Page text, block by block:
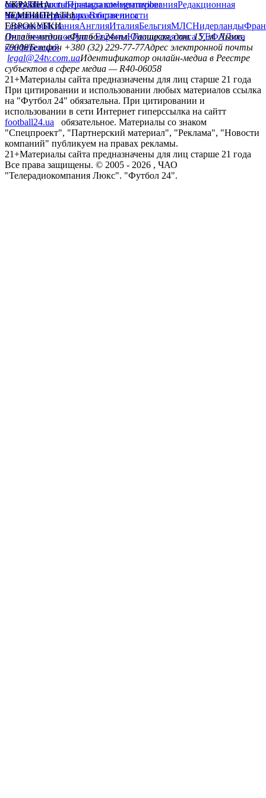
сайтуКонтактыПравила комментированияРедакционная
политикаСтруктура собственности
facebookxyoutubeinstagramtelegramviber
УКРАИНА
УкраинаПервая лигаВторая лига
ЧЕМПИОНАТЫ
ГерманияИспанияАнглияИталияБельгияМЛСНидерланды
ЕВРОКУБКИ
Лига чемпионовЛига ЕвропыЮношеская лига УЕФАЛига
конференций
Онлайн-медиа «Футбол 24»пл. Галицкая, дом. 15, м. Львов,
79008Телефон +380 (32) 229-77-77Адрес электронной почты
legal@24tv.com.uaИдентификатор онлайн-медиа в Реестре
субъектов в сфере медиа — R40-06058
21+Материалы сайта предназначены для лиц старше 21 года
При цитировании и использовании любых материалов ссылка
на "Футбол 24" обязательна. При цитировании и
использовании в сети Интернет гиперссылка на сайтт
football24.ua
обязательное. Материалы со знаком
"Спецпроект", "Партнерский материал", "Реклама", "Новости
компаний" публикуем на правах рекламы.
21+Материалы сайта предназначены для лиц старше 21 года
Все права защищены. © 2005 - 2026 , ЧАО
"Телерадиокомпания Люкс". "Футбол 24".